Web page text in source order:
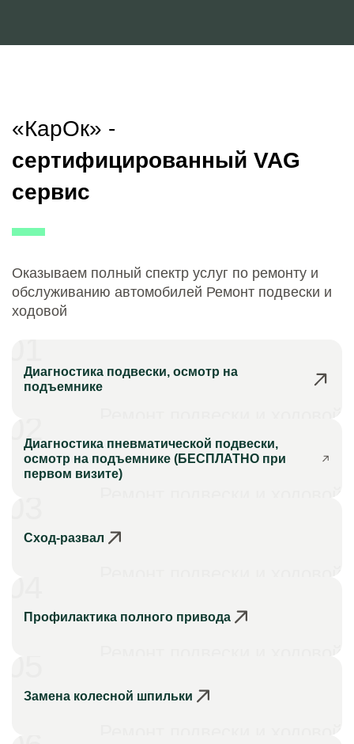
«КарОк» -
сертифицированный VAG
сервис
Оказываем полный спектр услуг по ремонту и
обслуживанию автомобилей Ремонт подвески и
ходовой
Диагностика подвески, осмотр на
подъемнике
02
Диагностика пневматической подвески,
осмотр на подъемнике (БЕСПЛАТНО при
первом визите)
Сход-развал
Профилактика полного привода
Замена колесной шпильки